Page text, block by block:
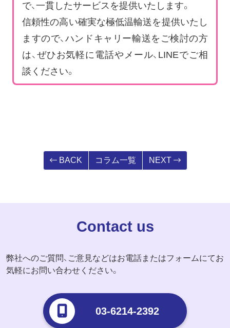
で、一貫したサービスを提供いたします。
信頼性の高い確実な極低温輸送を提供いたし
ますので、ハンドキャリー輸送をご検討の方
は、ぜひお気軽に電話やメール、LINEでご相
談ください。
BACK コラム一覧 NEXT
Contact us
弊社へのご質問、ご意見などはお電話またはフォームにてお
気軽にお問い合わせください。
03-6214-2392